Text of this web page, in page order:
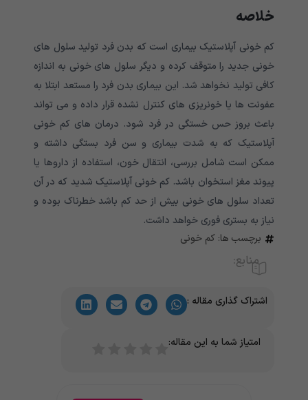
خلاصه
کم خونی آپلاستیک بیماری است که بدن فرد تولید سلول های
خونی جدید را متوقف کرده و دیگر سلول های خونی به اندازه
کافی تولید نخواهد شد. این بیماری بدن فرد را مستعد ابتلا به
عفونت ها یا خونریزی های کنترل نشده قرار داده و می تواند
باعث بروز حس خستگی در فرد شود. درمان های کم خونی
آپلاستیک که به شدت بیماری و سن فرد بستگی داشته و
ممکن است شامل بررسی، انتقال خون، استفاده از داروها یا
پیوند مغز استخوان باشد. کم خونی آپلاستیک شدید که در آن
تعداد سلول های خونی بیش از حد کم باشد خطرناک بوده و
نیاز به بستری فوری خواهد داشت.
برچسب ها: کم خونی
منابع:
اشتراک گذاری مقاله :
امتیاز شما به این مقاله: